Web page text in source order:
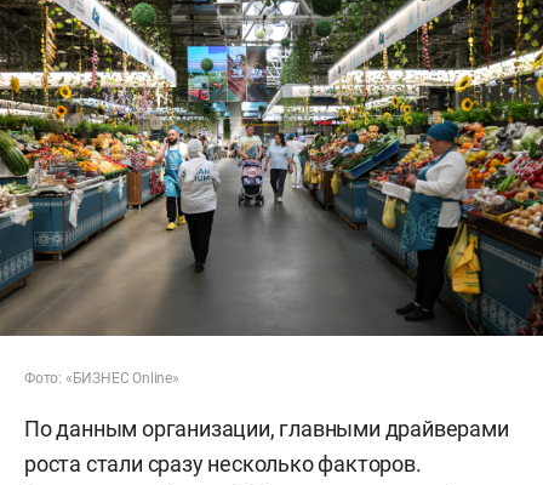
Фото: «БИЗНЕС Online»
По данным организации, главными драйверами
роста стали сразу несколько факторов.